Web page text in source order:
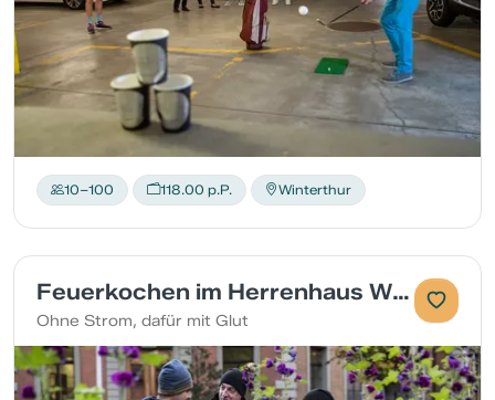
10–100 118.00 p.P. Winterthur
Feuerkochen im Herrenhaus Winterthur
Ohne Strom, dafür mit Glut